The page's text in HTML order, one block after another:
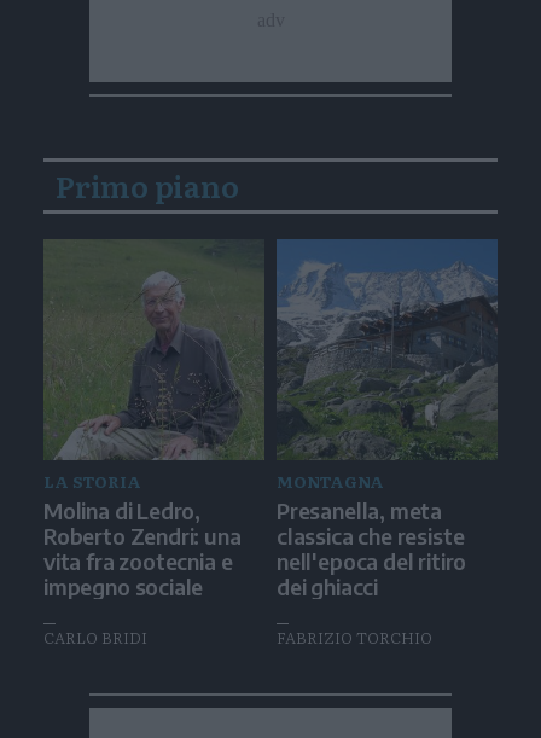
Primo piano
LA STORIA
Molina di Ledro,
Roberto Zendri: una
vita fra zootecnia e
impegno sociale
CARLO BRIDI
MONTAGNA
Presanella, meta
classica che resiste
nell'epoca del ritiro
dei ghiacci
FABRIZIO TORCHIO